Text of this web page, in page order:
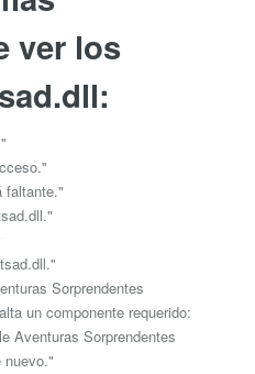
ver los
faltante."
Sorprendentes
un componente requerido:
Aventuras Sorprendentes
nuevo."